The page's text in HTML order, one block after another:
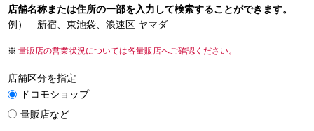
店舗名称または住所の一部を入力して検索することができます。
例） 新宿、東池袋、浪速区 ヤマダ
量販店の営業状況については各量販店へご確認ください。
店舗区分を指定
ドコモショップ
量販店など